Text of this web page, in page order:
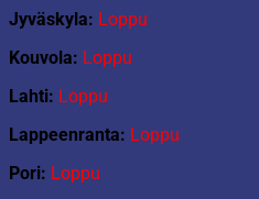
Jyväskyla: Loppu
Kouvola: Loppu
Lahti: Loppu
Lappeenranta: Loppu
Pori: Loppu